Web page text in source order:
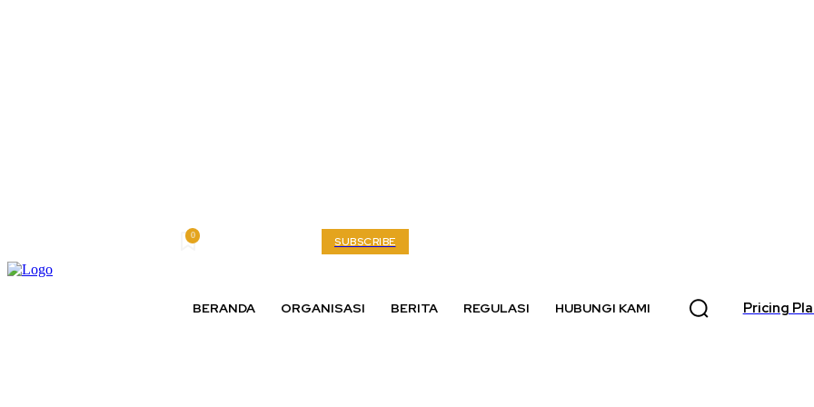
0 SUBSCRIBE
BERANDA ORGANISASI BERITA REGULASI HUBUNGI KAMI Pricing